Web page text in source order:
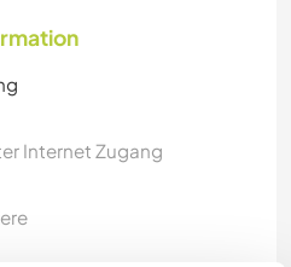
Internet Zugang